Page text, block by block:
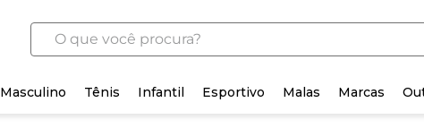
O que você procura?
Masculino Tênis Infantil Esportivo Malas Marcas